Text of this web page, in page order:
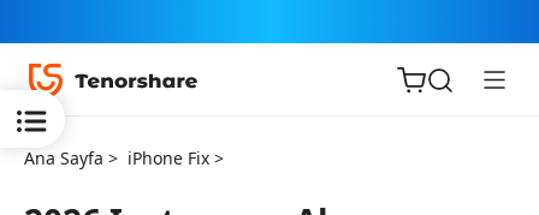
Ana Sayfa > iPhone Fix >